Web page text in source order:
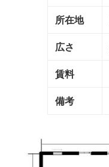
所在地
広さ
賃料
備考